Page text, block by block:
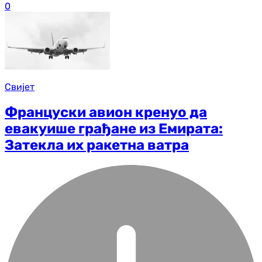
0
Свијет
Француски авион кренуо да
евакуише грађане из Емирата:
Затекла их ракетна ватра